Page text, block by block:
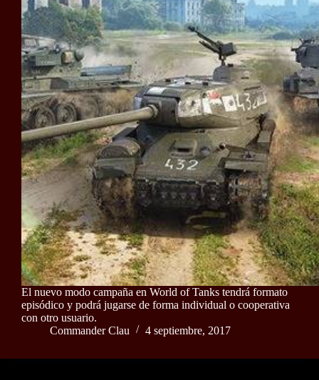
El nuevo modo campaña en World of Tanks tendrá formato
episódico y podrá jugarse de forma individual o cooperativa
con otro usuario.
Commander Clau
4 septiembre, 2017